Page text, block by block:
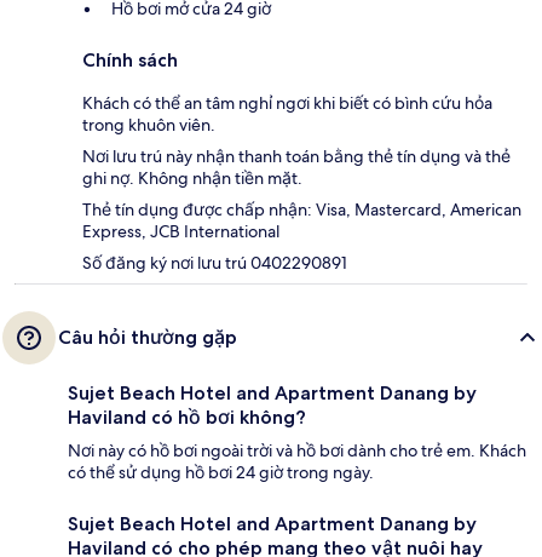
Hồ bơi mở cửa 24 giờ
Chính sách
Khách có thể an tâm nghỉ ngơi khi biết có bình cứu hỏa
trong khuôn viên.
Nơi lưu trú này nhận thanh toán bằng thẻ tín dụng và thẻ
ghi nợ. Không nhận tiền mặt.
Thẻ tín dụng được chấp nhận: Visa, Mastercard, American
Express, JCB International
Số đăng ký nơi lưu trú 0402290891
Câu hỏi thường gặp
Sujet Beach Hotel and Apartment Danang by
Haviland có hồ bơi không?
Nơi này có hồ bơi ngoài trời và hồ bơi dành cho trẻ em. Khách
có thể sử dụng hồ bơi 24 giờ trong ngày.
Sujet Beach Hotel and Apartment Danang by
Haviland có cho phép mang theo vật nuôi hay